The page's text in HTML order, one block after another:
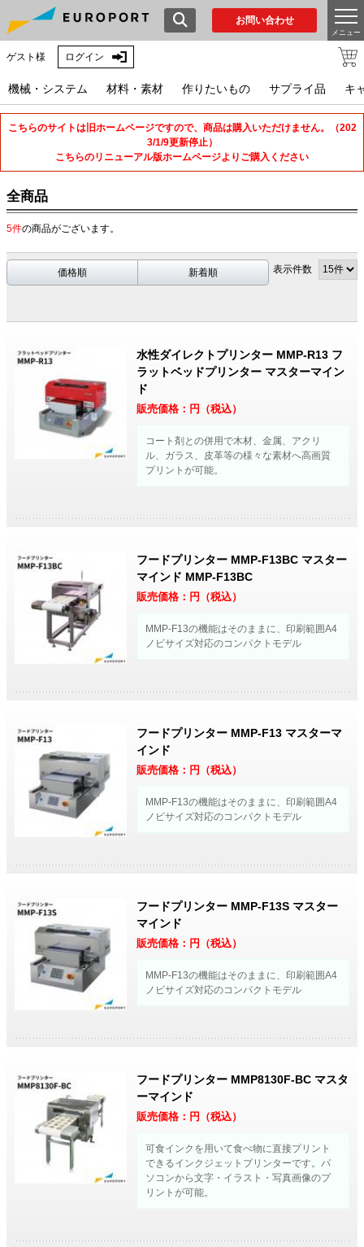
お問い合わせ
メニュー
ゲスト様 ログイン
機械・システム 材料・素材 作りたいもの サプライ品 キ
こちらのサイトは旧ホームページですので、商品は購入いただけません。（202
3/1/9更新停止）
こちらのリニューアル版ホームページよりご購入ください
全商品
5件の商品がございます。
価格順 新着順 表示件数
水性ダイレクトプリンター MMP-R13 フ
ラットベッドプリンター マスターマイン
ド
販売価格： 円（税込）
コート剤との併用で木材、金属、アクリ
ル、ガラス、皮革等の様々な素材へ高画質
プリントが可能。
フードプリンター MMP-F13BC マスター
マインド MMP-F13BC
販売価格： 円（税込）
MMP-F13の機能はそのままに、印刷範囲A4
ノビサイズ対応のコンパクトモデル
フードプリンター MMP-F13 マスターマ
インド
販売価格： 円（税込）
MMP-F13の機能はそのままに、印刷範囲A4
ノビサイズ対応のコンパクトモデル
フードプリンター MMP-F13S マスター
マインド
販売価格： 円（税込）
MMP-F13の機能はそのままに、印刷範囲A4
ノビサイズ対応のコンパクトモデル
フードプリンター MMP8130F-BC マスタ
ーマインド
販売価格： 円（税込）
可食インクを用いて食べ物に直接プリント
できるインクジェットプリンターです。パ
ソコンから文字・イラスト・写真画像のプ
リントが可能。